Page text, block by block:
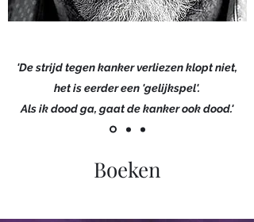
'De strijd tegen kanker verliezen klopt niet,
het is eerder een 'gelijkspel'.
Als ik dood ga, gaat de kanker ook dood.'
Boeken